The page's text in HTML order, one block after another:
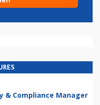
& Compliance Manager